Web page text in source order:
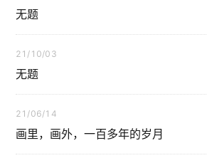
无题
21/10/03
无题
21/06/14
画里，画外，一百多年的岁月